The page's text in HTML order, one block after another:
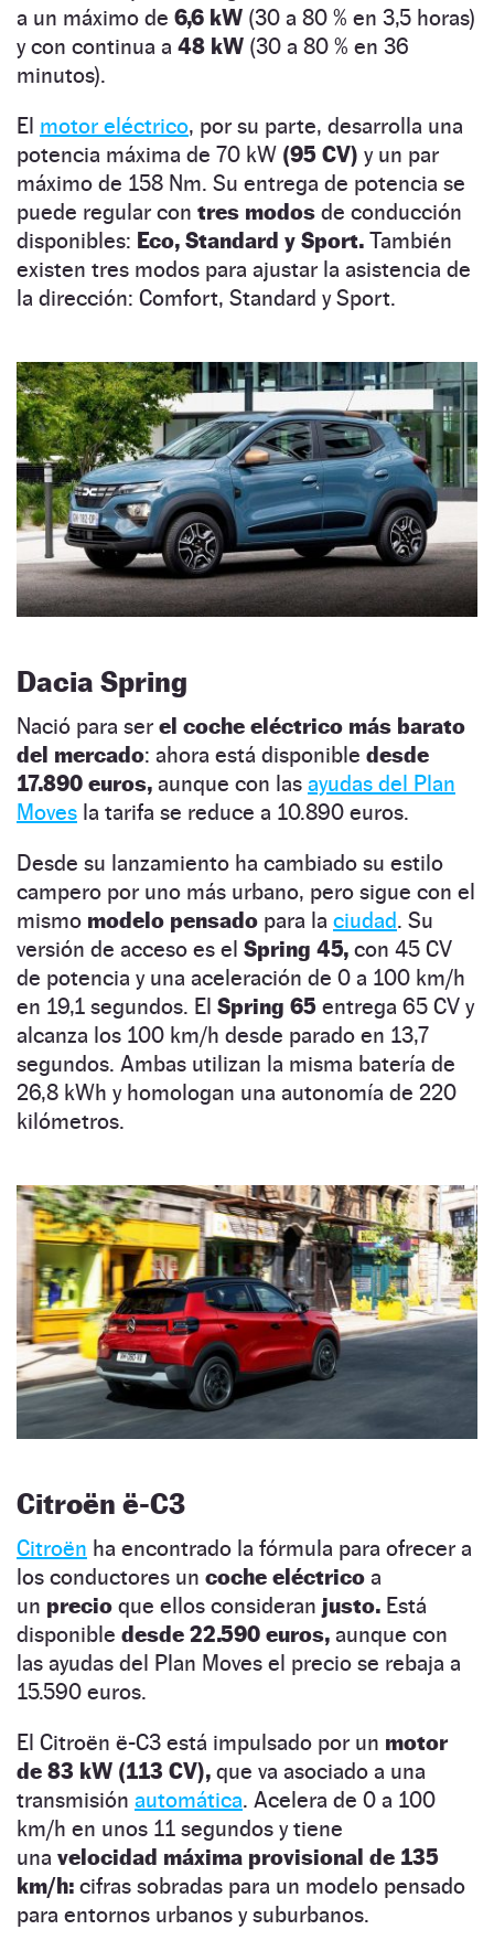
a un máximo de 6,6 kW (30 a 80 % en 3,5 horas)
y con continua a 48 kW (30 a 80 % en 36
minutos).
El motor eléctrico, por su parte, desarrolla una
potencia máxima de 70 kW (95 CV) y un par
máximo de 158 Nm. Su entrega de potencia se
puede regular con tres modos de conducción
disponibles: Eco, Standard y Sport. También
existen tres modos para ajustar la asistencia de
la dirección: Comfort, Standard y Sport.
Dacia Spring
Nació para ser el coche eléctrico más barato
del mercado: ahora está disponible desde
17.890 euros, aunque con las ayudas del Plan
Moves la tarifa se reduce a 10.890 euros.
Desde su lanzamiento ha cambiado su estilo
campero por uno más urbano, pero sigue con el
mismo modelo pensado para la ciudad. Su
versión de acceso es el Spring 45, con 45 CV
de potencia y una aceleración de 0 a 100 km/h
en 19,1 segundos. El Spring 65 entrega 65 CV y
alcanza los 100 km/h desde parado en 13,7
segundos. Ambas utilizan la misma batería de
26,8 kWh y homologan una autonomía de 220
kilómetros.
Citroën ë-C3
Citroën ha encontrado la fórmula para ofrecer a
los conductores un coche eléctrico a
un precio que ellos consideran justo. Está
disponible desde 22.590 euros, aunque con
las ayudas del Plan Moves el precio se rebaja a
15.590 euros.
El Citroën ë-C3 está impulsado por un motor
de 83 kW (113 CV), que va asociado a una
transmisión automática. Acelera de 0 a 100
km/h en unos 11 segundos y tiene
una velocidad máxima provisional de 135
km/h: cifras sobradas para un modelo pensado
para entornos urbanos y suburbanos.